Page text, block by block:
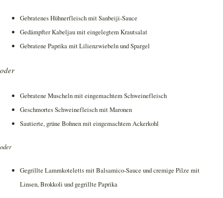
Gebratenes Hühnerfleisch mit Sanbeiji-Sauce
Gedämpfter Kabeljau mit eingelegtem Krautsalat
Gebratene Paprika mit Lilienzwiebeln und Spargel
oder
Gebratene Muscheln mit eingemachtem Schweinefleisch
Geschmortes Schweinefleisch mit Maronen
Sautierte, grüne Bohnen mit eingemachtem Ackerkohl
oder
Gegrillte Lammkoteletts mit Balsamico-Sauce und cremige Pilze mit
Linsen, Brokkoli und gegrillte Paprika